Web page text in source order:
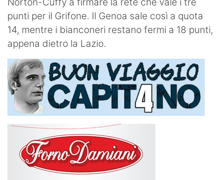
punti per il Grifone. Il Genoa sale così a quota
14, mentre i bianconeri restano fermi a 18 punti,
appena dietro la Lazio.